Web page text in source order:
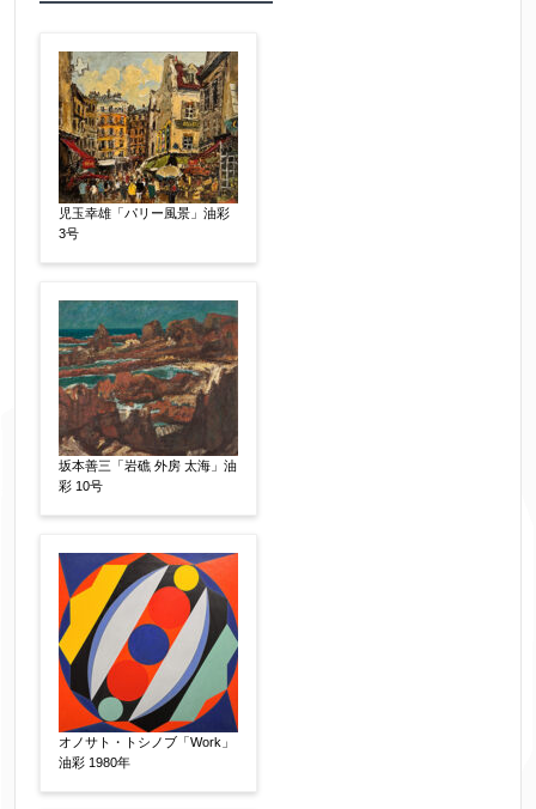
作品の作家名 【任意】
作品の画題 【任意】
作品の技法 【任意】
日本画
油彩画
素描
立体
その他
絵の画面サイズ 【任意】
体裁 【任意】
額装
軸装
その他
サイン等の有無 【任意】
サイン有(自筆)
鑑定証書付
その他
児玉幸雄「パリー風景」油彩
3号
坂本善三「岩礁 外房 太海」油
彩 10号
オノサト・トシノブ「Work」
油彩 1980年